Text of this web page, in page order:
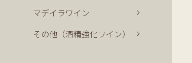
マデイラワイン
その他（酒精強化ワイン）